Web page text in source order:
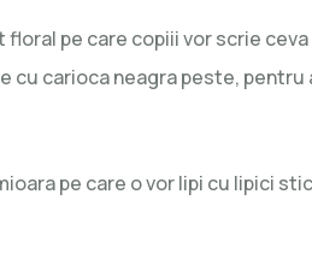
pe care copiii vor scrie
cu carioca neagra peste, pentru
pe care o vor lipi cu lipici